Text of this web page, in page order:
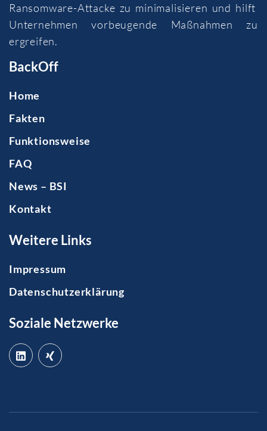
Ransomware-Attacke zu minimalisieren und hilft
Unternehmen vorbeugende Maßnahmen zu
ergreifen.
BackOff
Home
Fakten
Funktionsweise
FAQ
News – BSI
Kontakt
Weitere Links
Impressum
Datenschutzerklärung
Soziale Netzwerke